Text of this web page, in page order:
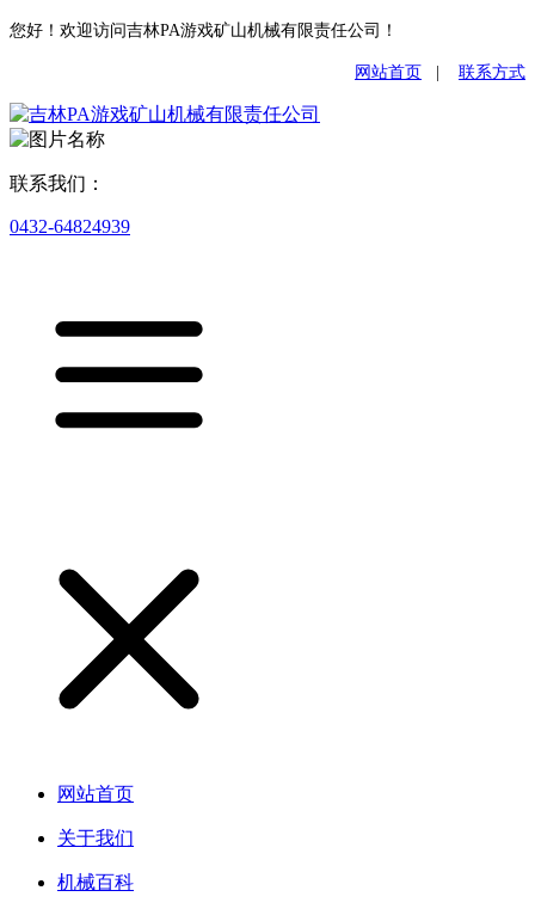
您好！欢迎访问吉林PA游戏矿山机械有限责任公司！
网站首页 联系方式
联系我们：
0432-64824939
网站首页
关于我们
机械百科